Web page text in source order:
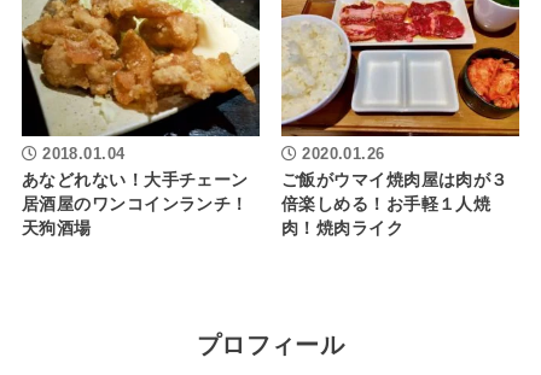
2018.01.04
あなどれない！大手チェーン
居酒屋のワンコインランチ！
天狗酒場
2020.01.26
ご飯がウマイ焼肉屋は肉が３
倍楽しめる！お手軽１人焼
肉！焼肉ライク
プロフィール